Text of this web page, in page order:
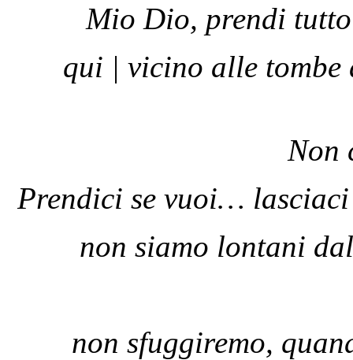
Mio Dio, prendi
qui | vicino alle
Non
Prendici se vuoi…
non siamo lontani
non sfuggiremo,